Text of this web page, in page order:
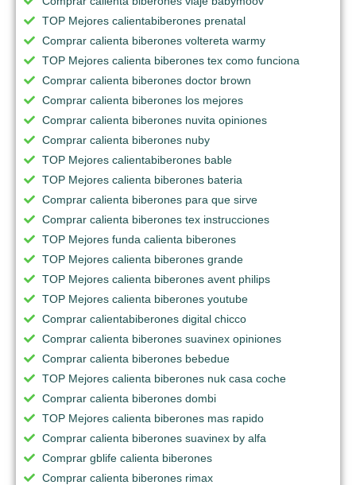
TOP Mejores calientabiberones prenatal
Comprar calienta biberones voltereta warmy
TOP Mejores calienta biberones tex como funciona
Comprar calienta biberones doctor brown
Comprar calienta biberones los mejores
Comprar calienta biberones nuvita opiniones
Comprar calienta biberones nuby
TOP Mejores calientabiberones bable
TOP Mejores calienta biberones bateria
Comprar calienta biberones para que sirve
Comprar calienta biberones tex instrucciones
TOP Mejores funda calienta biberones
TOP Mejores calienta biberones grande
TOP Mejores calienta biberones avent philips
TOP Mejores calienta biberones youtube
Comprar calientabiberones digital chicco
Comprar calienta biberones suavinex opiniones
Comprar calienta biberones bebedue
TOP Mejores calienta biberones nuk casa coche
Comprar calienta biberones dombi
TOP Mejores calienta biberones mas rapido
Comprar calienta biberones suavinex by alfa
Comprar gblife calienta biberones
Comprar calienta biberones rimax